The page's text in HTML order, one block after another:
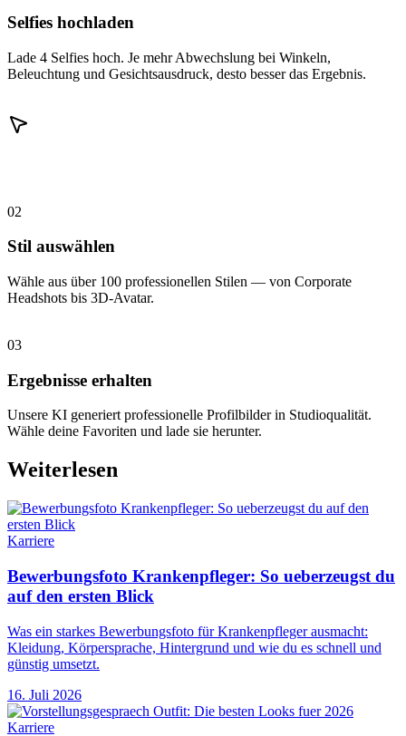
Selfies hochladen
Lade 4 Selfies hoch. Je mehr Abwechslung bei Winkeln,
Beleuchtung und Gesichtsausdruck, desto besser das Ergebnis.
02
Stil auswählen
Wähle aus über 100 professionellen Stilen — von Corporate
Headshots bis 3D-Avatar.
03
Ergebnisse erhalten
Unsere KI generiert professionelle Profilbilder in Studioqualität.
Wähle deine Favoriten und lade sie herunter.
Weiterlesen
Karriere
Bewerbungsfoto Krankenpfleger: So ueberzeugst du
auf den ersten Blick
Was ein starkes Bewerbungsfoto für Krankenpfleger ausmacht:
Kleidung, Körpersprache, Hintergrund und wie du es schnell und
günstig umsetzt.
16. Juli 2026
Karriere